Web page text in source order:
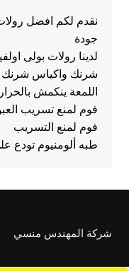
نقدم لكم افضل
جودة
لدينا رولات بولى
شرنك واكياس شرنك
اللمعة ينكمش
فوم لمنع تسريب
فوم لمنع التسريب
طبه ألومنيوم تودع
شركة المهندس منسي